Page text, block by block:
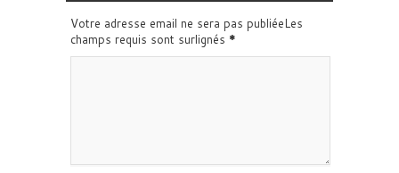
Votre adresse email ne sera pas publiéeLes
champs requis sont surlignés *